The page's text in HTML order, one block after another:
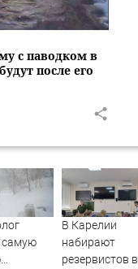
с паводком в
после его
самую
В Карелии
набирают
резервистов в